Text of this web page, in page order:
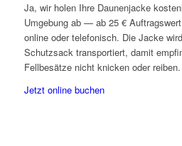
Ja, wir holen Ihre Daunenjacke
Umgebung ab — ab 25 €
online oder telefonisch. Die Jacke
Schutzsack transportiert, damit
Fellbesätze nicht knicken oder reiben.
Jetzt online buchen